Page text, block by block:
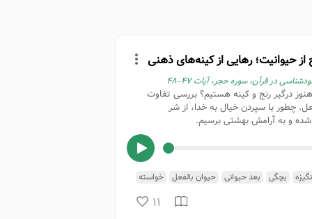
حیوانیت؛ رهایی از کینه‌های ذهنی
درگیر رنج و کینه‌ هستیم؟ بررسی تفاوت
چطور با سپردن خیال به خدا، از شر
و به آرامش بهشتی برسیم.
بچگی بعد حیوانی حیوان بالفعل
خواسته
11